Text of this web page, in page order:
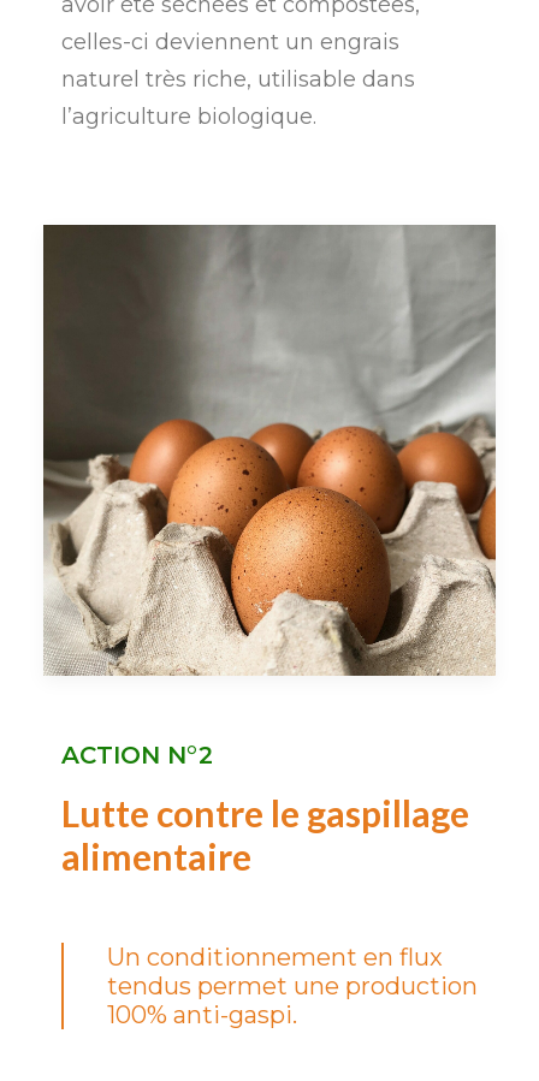
celles-ci deviennent un engrais
naturel très riche, utilisable dans
l’agriculture biologique.
ACTION N°2
Lutte contre le gaspillage
alimentaire
Un conditionnement en flux
tendus permet une production
100% anti-gaspi.